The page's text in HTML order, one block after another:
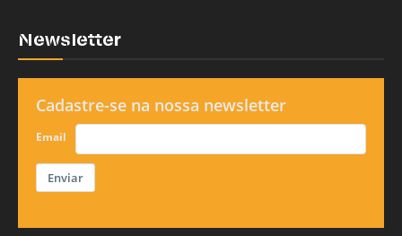
Newsletter
Cadastre-se na nossa newsletter
Email
Enviar